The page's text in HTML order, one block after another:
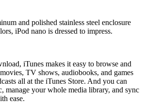
and polished stainless steel enclosure
iPod nano is dressed to impress.
iTunes makes it easy to browse and
TV shows, audiobooks, and games
all at the iTunes Store. And you can
manage your whole media library, and sync
ease.